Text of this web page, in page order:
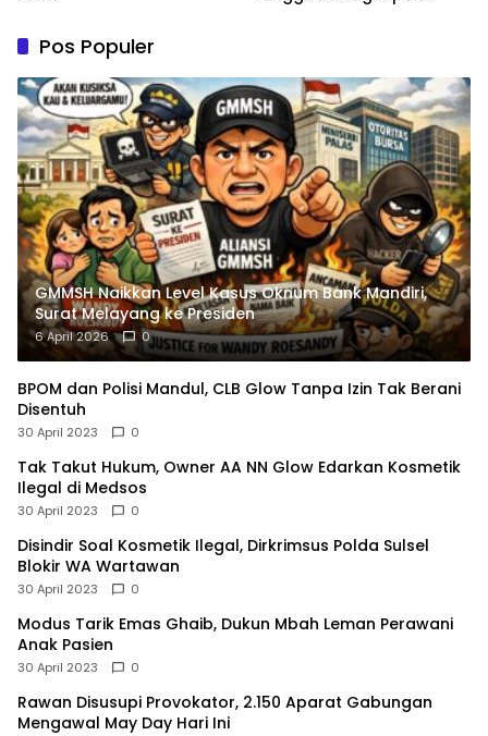
Pos Populer
GMMSH Naikkan Level Kasus Oknum Bank Mandiri,
Surat Melayang ke Presiden
6 April 2026 0
BPOM dan Polisi Mandul, CLB Glow Tanpa Izin Tak Berani
Disentuh
30 April 2023 0
Tak Takut Hukum, Owner AA NN Glow Edarkan Kosmetik
Ilegal di Medsos
30 April 2023 0
Disindir Soal Kosmetik Ilegal, Dirkrimsus Polda Sulsel
Blokir WA Wartawan
30 April 2023 0
Modus Tarik Emas Ghaib, Dukun Mbah Leman Perawani
Anak Pasien
30 April 2023 0
Rawan Disusupi Provokator, 2.150 Aparat Gabungan
Mengawal May Day Hari Ini